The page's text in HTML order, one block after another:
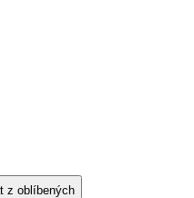
z oblíbených